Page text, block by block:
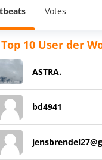
Votes
10 User der
ASTRA.
bd4941